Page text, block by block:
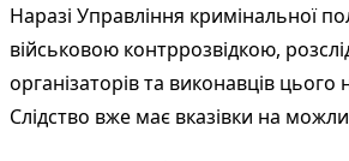
Наразі Управління кримінальної
військовою контррозвідкою,
організаторів та виконавців цього
Слідство вже має вказівки на